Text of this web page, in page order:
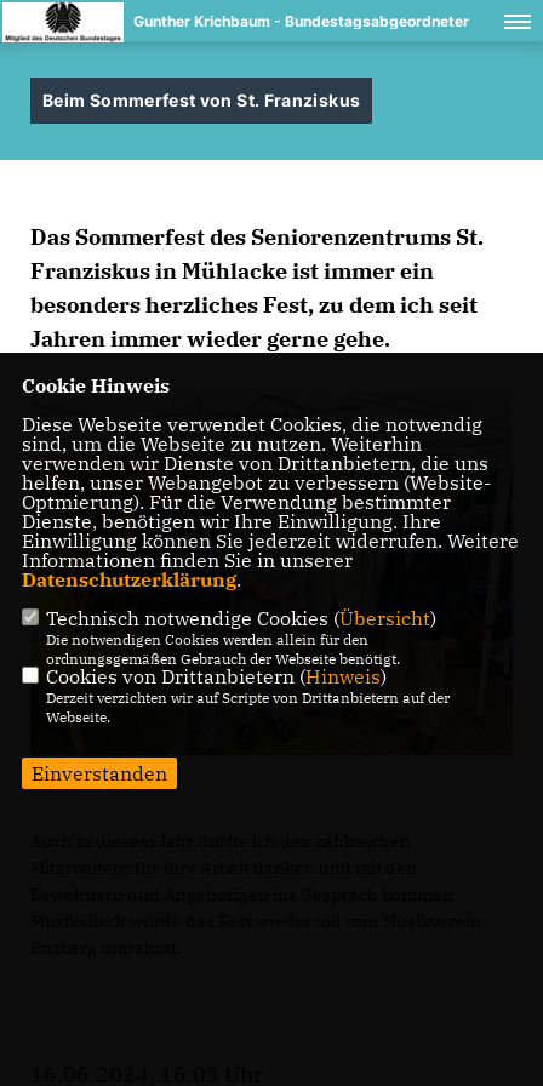
Gunther Krichbaum - Bundestagsabgeordneter
Beim Sommerfest von St. Franziskus
Das Sommerfest des Seniorenzentrums St.
Franziskus in Mühlacke ist immer ein
besonders herzliches Fest, zu dem ich seit
Jahren immer wieder gerne gehe.
Cookie Hinweis
Diese Webseite verwendet Cookies, die notwendig
sind, um die Webseite zu nutzen. Weiterhin
verwenden wir Dienste von Drittanbietern, die uns
helfen, unser Webangebot zu verbessern (Website-
Optmierung). Für die Verwendung bestimmter
Dienste, benötigen wir Ihre Einwilligung. Ihre
Einwilligung können Sie jederzeit widerrufen. Weitere
Informationen finden Sie in unserer
Datenschutzerklärung.
Technisch notwendige Cookies (Übersicht)
Die notwendigen Cookies werden allein für den
ordnungsgemäßen Gebrauch der Webseite benötigt.
Cookies von Drittanbietern (Hinweis)
Derzeit verzichten wir auf Scripte von Drittanbietern auf der
Webseite.
Einverstanden